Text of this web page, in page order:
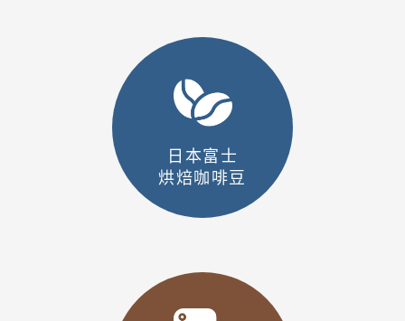
日本富士
烘焙咖啡豆